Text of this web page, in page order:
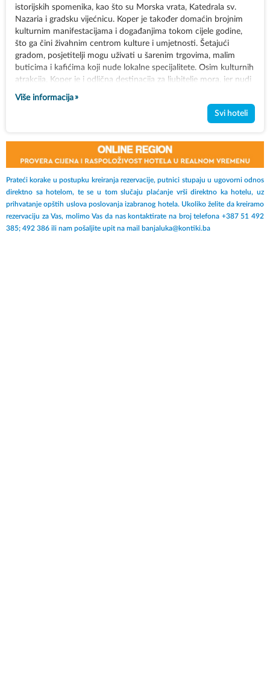
istorijskih spomenika, kao što su Morska vrata, Katedrala sv.
Nazaria i gradsku vijećnicu. Koper je također domaćin brojnim
kulturnim manifestacijama i događanjima tokom cijele godine,
što ga čini živahnim centrom kulture i umjetnosti. Šetajući
gradom, posjetitelji mogu uživati u šarenim trgovima, malim
buticima i kafićima koji nude lokalne specijalitete. Osim kulturnih
atrakcija, Koper je i odlična destinacija za ljubitelje mora, jer nudi
pristup prelijepim plažama i mogućnost za razne vodene
sportove. Svojim mediteranskim ugođajem i živopisnim
Više informacija
Svi hoteli
Prateći korake u postupku kreiranja rezervacije, putnici stupaju u ugovorni odnos
direktno sa hotelom, te se u tom slučaju plaćanje vrši direktno ka hotelu, uz
prihvatanje opštih uslova poslovanja izabranog hotela. Ukoliko želite da kreiramo
rezervaciju za Vas, molimo Vas da nas kontaktirate na broj telefona +387 51 492
385; 492 386 ili nam pošaljite upit na mail banjaluka@kontiki.ba